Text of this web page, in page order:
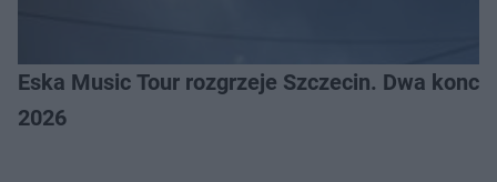
Eska Music Tour rozgrzeje Szczecin. Dwa
2026